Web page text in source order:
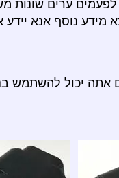
ערים שונות
נוסף אנא יידע
אתה יכול להשתמש